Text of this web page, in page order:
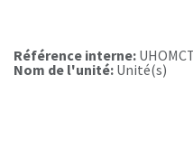
Référence interne:
Nom de l'unité: Unité(s)